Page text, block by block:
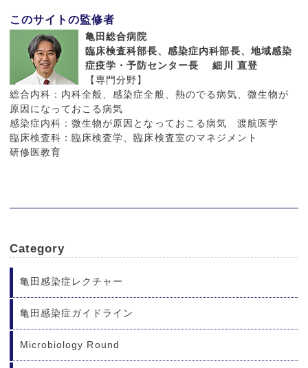
このサイトの監修者
亀田総合病院
臨床検査科部長、感染症内科部長、地域感染
症疫学・予防センター長 細川 直登
【専門分野】
総合内科：内科全般、感染症全般、熱のでる病気、微生物が
原因になっておこる病気
感染症内科：微生物が原因となっておこる病気 渡航医学
臨床検査科：臨床検査学、臨床検査室のマネジメント
研修医教育
Category
亀田感染症レクチャー
亀田感染症ガイドライン
Microbiology Round